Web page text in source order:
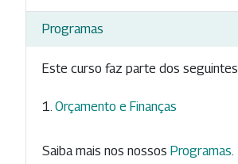
Programas
Este curso faz parte dos seguintes
Orçamento e Finanças
Saiba mais nos nossos Programas.